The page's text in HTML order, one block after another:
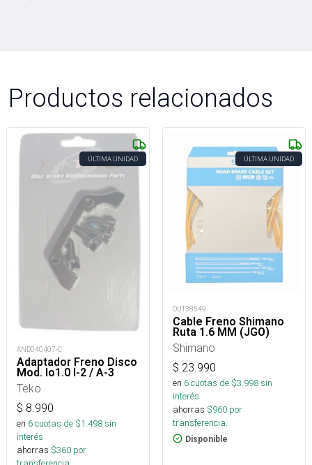
Productos relacionados
ÚLTIMA UNIDAD
AND040407-C
Adaptador Freno Disco
Mod. Io1.0 I-2 / A-3
Teko
$ 8.990
en 6cuotas de $1.498sin
interés
ahorras $360 por
ÚLTIMA UNIDAD
OUT38549
Cable Freno Shimano
Ruta 1.6 MM (JGO)
Shimano
$ 23.990
en 6cuotas de $3.998sin
interés
ahorras $960 por
transferencia.
Disponible